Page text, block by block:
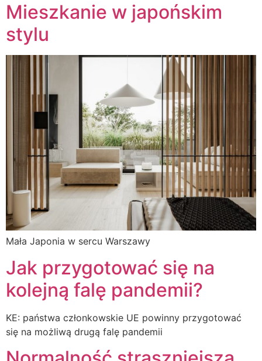
Mieszkanie w japońskim
stylu
Mała Japonia w sercu Warszawy
Jak przygotować się na
kolejną falę pandemii?
KE: państwa członkowskie UE powinny przygotować
się na możliwą drugą falę pandemii